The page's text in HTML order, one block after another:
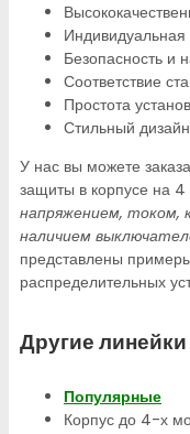
Индивидуальная
Безопасность и
Соответствие
Простота
Стильный
У нас вы можете
защиты в корпусе на
напряжением, током,
наличием
представлены
распределительных
Другие
Популярные
Корпус до 4-х